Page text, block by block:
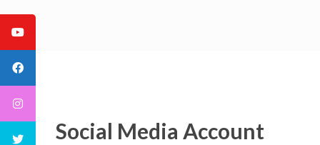
Social Media Account